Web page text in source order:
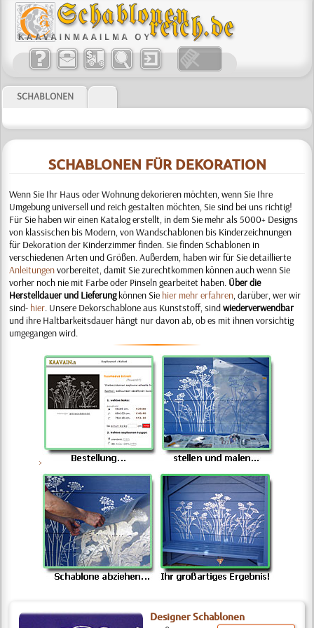
SCHABLONEN
SCHABLONEN FÜR DEKORATION
Wenn Sie Ihr Haus oder Wohnung dekorieren möchten, wenn Sie Ihre
Umgebung universell und reich gestalten möchten, Sie sind bei uns richtig!
Für Sie haben wir einen Katalog erstellt, in dem Sie mehr als 5000+ Designs
von klassischen bis Modern, von Wandschablonen bis Kinderzeichnungen
für Dekoration der Kinderzimmer finden. Sie finden Schablonen in
verschiedenen Arten und Größen. Außerdem, haben wir für Sie detaillierte
Anleitungenvorbereitet, damit Sie zurechtkommen können auch wenn Sie
vorher noch nie mit Farbe oder Pinseln gearbeitet haben. Über die
Herstelldauer und Lieferungkönnen Sie hier mehr erfahren, darüber, wer wir
sind- hier. Unsere Dekorschablone aus Kunststoff, sindwiederverwendbar
und ihre Haltbarkeitsdauer hängt nur davon ab, ob es mit ihnen vorsichtig
umgegangen wird.
>
Designer Schablonen